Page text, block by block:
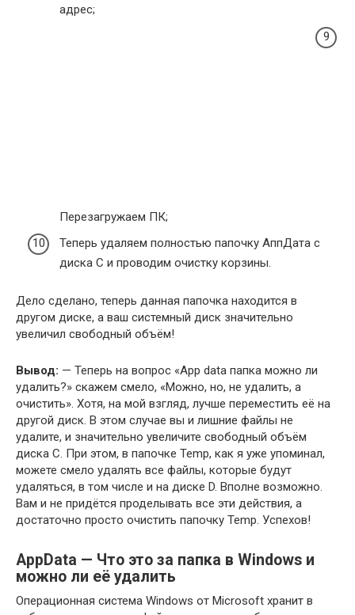
адрес;
Перезагружаем ПК;
Теперь удаляем полностью папочку АппДата с
диска С и проводим очистку корзины.
Дело сделано, теперь данная папочка находится в
другом диске, а ваш системный диск значительно
увеличил свободный объём!
Вывод: — Теперь на вопрос «App data папка можно ли
удалить?» скажем смело, «Можно, но, не удалить, а
очистить». Хотя, на мой взгляд, лучше переместить её на
другой диск. В этом случае вы и лишние файлы не
удалите, и значительно увеличите свободный объём
диска С. При этом, в папочке Temp, как я уже упоминал,
можете смело удалять все файлы, которые будут
удаляться, в том числе и на диске D. Вполне возможно.
Вам и не придётся проделывать все эти действия, а
достаточно просто очистить папочку Теmp. Успехов!
AppData — Что это за папка в Windows и
можно ли её удалить
Операционная система Windows от Microsoft хранит в